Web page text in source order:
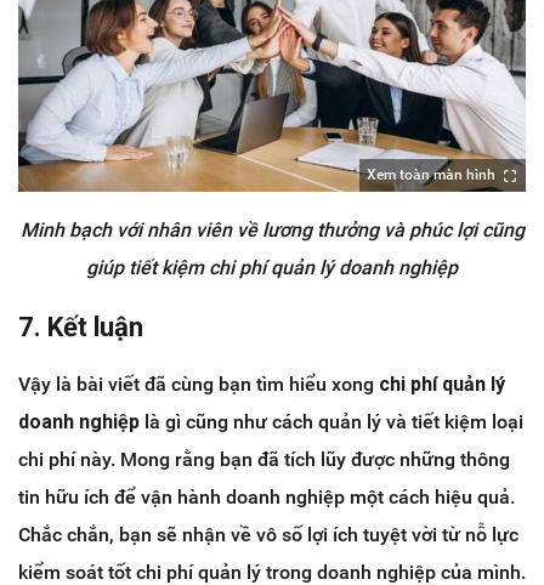
Xem toàn màn hình
Minh bạch với nhân viên về lương thưởng và phúc lợi cũng
giúp tiết kiệm chi phí quản lý doanh nghiệp
7. Kết luận
Vậy là bài viết đã cùng bạn tìm hiểu xong chi phí quản lý
doanh nghiệp là gì cũng như cách quản lý và tiết kiệm loại
chi phí này. Mong rằng bạn đã tích lũy được những thông
tin hữu ích để vận hành doanh nghiệp một cách hiệu quả.
Chắc chắn, bạn sẽ nhận về vô số lợi ích tuyệt vời từ nỗ lực
kiểm soát tốt chi phí quản lý trong doanh nghiệp của mình.